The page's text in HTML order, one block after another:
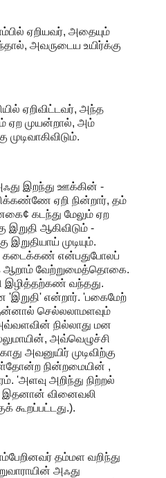
ஏறியவர், அதையும்
அவருடைய உயிர்க்கு
ஏறிவிட்டவர், அந்த
ஏற முயன்றால், அம்
முடிவாகிவிடும்.
இறந்து ஊக்கின் -
ஏறி நின்றார், தம்
கடந்து மேலும் ஏற
இறுதி ஆகிவிடும் -
முடியும்.
கடைக்கண் என்பதுபோலப்
வேற்றுமைத்தொகை.
இழித்தற்கண் வந்தது.
'இறுதி' என்றார். 'பகைமேற்
செல்லலாமளவும்
நில்லாது மன
அவ்வெழுச்சி
அவனுயிர் முடிவிற்கு
நின்றமையின் ,
'அளவு அறிந்து நிற்றல்
வினைவலி
கூறப்பட்டது.).
தம்மள வறிந்து
அஃது